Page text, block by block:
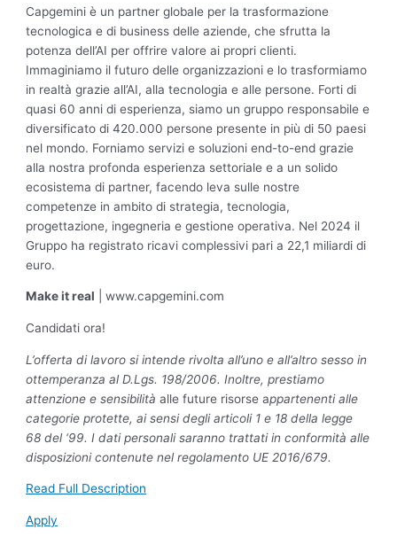
Capgemini è un partner globale per la trasformazione
tecnologica e di business delle aziende, che sfrutta la
potenza dell’AI per offrire valore ai propri clienti.
Immaginiamo il futuro delle organizzazioni e lo trasformiamo
in realtà grazie all’AI, alla tecnologia e alle persone. Forti di
quasi 60 anni di esperienza, siamo un gruppo responsabile e
diversificato di 420.000 persone presente in più di 50 paesi
nel mondo. Forniamo servizi e soluzioni end-to-end grazie
alla nostra profonda esperienza settoriale e a un solido
ecosistema di partner, facendo leva sulle nostre
competenze in ambito di strategia, tecnologia,
progettazione, ingegneria e gestione operativa. Nel 2024 il
Gruppo ha registrato ricavi complessivi pari a 22,1 miliardi di
euro.
Make it real | www.capgemini.com
Candidati ora!
L’offerta di lavoro si intende rivolta all’uno e all’altro sesso in
ottemperanza al D.Lgs. 198/2006. Inoltre, prestiamo
attenzione e sensibilità alle future risorse appartenenti alle
categorie protette, ai sensi degli articoli 1 e 18 della legge
68 del ‘99. I dati personali saranno trattati in conformità alle
disposizioni contenute nel regolamento UE 2016/679.
Read Full Description
Apply